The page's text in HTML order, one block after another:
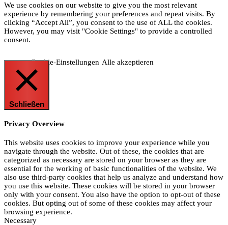
We use cookies on our website to give you the most relevant
experience by remembering your preferences and repeat visits. By
clicking “Accept All”, you consent to the use of ALL the cookies.
However, you may visit "Cookie Settings" to provide a controlled
consent.
Cookie-Einstellungen Alle akzeptieren
Schließen
Privacy Overview
This website uses cookies to improve your experience while you
navigate through the website. Out of these, the cookies that are
categorized as necessary are stored on your browser as they are
essential for the working of basic functionalities of the website. We
also use third-party cookies that help us analyze and understand how
you use this website. These cookies will be stored in your browser
only with your consent. You also have the option to opt-out of these
cookies. But opting out of some of these cookies may affect your
browsing experience.
Necessary